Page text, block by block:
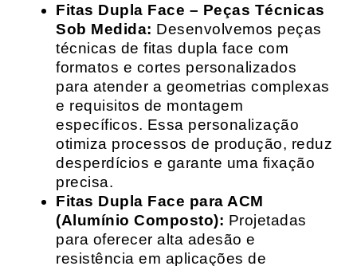
Fitas Dupla Face – Peças Técnicas
Sob Medida: Desenvolvemos peças
técnicas de fitas dupla face com
formatos e cortes personalizados
para atender a geometrias complexas
e requisitos de montagem
específicos. Essa personalização
otimiza processos de produção, reduz
desperdícios e garante uma fixação
precisa.
Fitas Dupla Face para ACM
(Alumínio Composto): Projetadas
para oferecer alta adesão e
resistência em aplicações de